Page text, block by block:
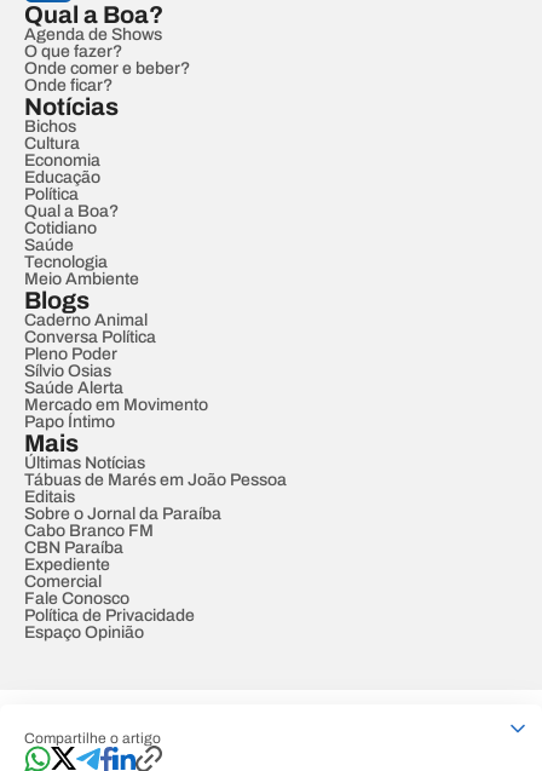
Compartilhe o artigo
Qual a Boa?
Agenda de Shows
O que fazer?
Onde comer e beber?
Onde ficar?
Notícias
Bichos
Cultura
Economia
Educação
Política
Qual a Boa?
Cotidiano
Saúde
Tecnologia
Meio Ambiente
Blogs
Caderno Animal
Conversa Política
Pleno Poder
Sílvio Osias
Saúde Alerta
Mercado em Movimento
Papo Íntimo
Mais
Últimas Notícias
Tábuas de Marés em João Pessoa
Editais
Sobre o Jornal da Paraíba
Cabo Branco FM
CBN Paraíba
Expediente
Comercial
Fale Conosco
Política de Privacidade
Espaço Opinião
Developed by Designed by